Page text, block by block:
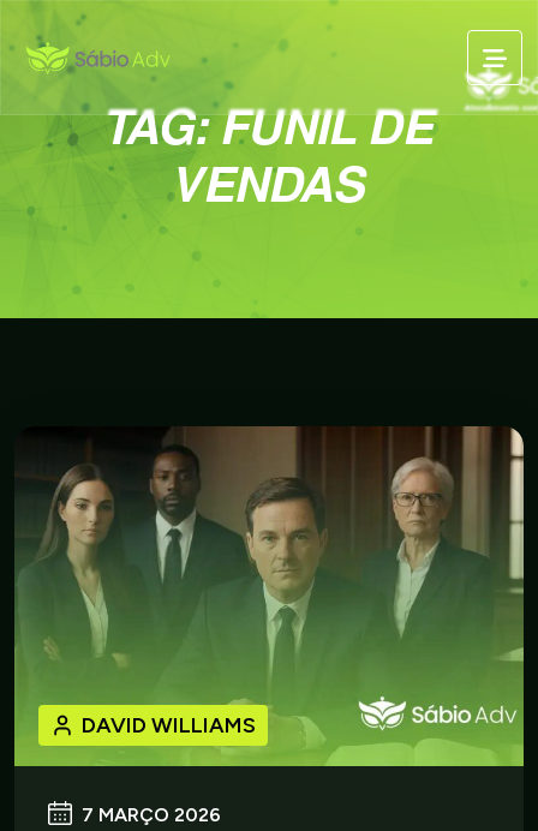
TAG:FUNIL DE
VENDAS
7 MARÇO 2026
DAVID WILLIAMS